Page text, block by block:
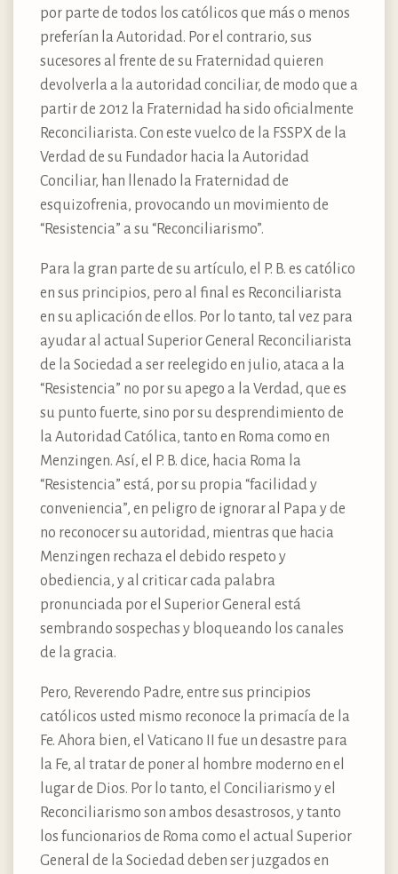
por parte de todos los católicos que más o menos
preferían la Autoridad. Por el contrario, sus
sucesores al frente de su Fraternidad quieren
devolverla a la autoridad conciliar, de modo que a
partir de 2012 la Fraternidad ha sido oficialmente
Reconciliarista. Con este vuelco de la FSSPX de la
Verdad de su Fundador hacia la Autoridad
Conciliar, han llenado la Fraternidad de
esquizofrenia, provocando un movimiento de
“Resistencia” a su “Reconciliarismo”.
Para la gran parte de su artículo, el P. B. es católico
en sus principios, pero al final es Reconciliarista
en su aplicación de ellos. Por lo tanto, tal vez para
ayudar al actual Superior General Reconciliarista
de la Sociedad a ser reelegido en julio, ataca a la
“Resistencia” no por su apego a la Verdad, que es
su punto fuerte, sino por su desprendimiento de
la Autoridad Católica, tanto en Roma como en
Menzingen. Así, el P. B. dice, hacia Roma la
“Resistencia” está, por su propia “facilidad y
conveniencia”, en peligro de ignorar al Papa y de
no reconocer su autoridad, mientras que hacia
Menzingen rechaza el debido respeto y
obediencia, y al criticar cada palabra
pronunciada por el Superior General está
sembrando sospechas y bloqueando los canales
de la gracia.
Pero, Reverendo Padre, entre sus principios
católicos usted mismo reconoce la primacía de la
Fe. Ahora bien, el Vaticano II fue un desastre para
la Fe, al tratar de poner al hombre moderno en el
lugar de Dios. Por lo tanto, el Conciliarismo y el
Reconciliarismo son ambos desastrosos, y tanto
los funcionarios de Roma como el actual Superior
General de la Sociedad deben ser juzgados en